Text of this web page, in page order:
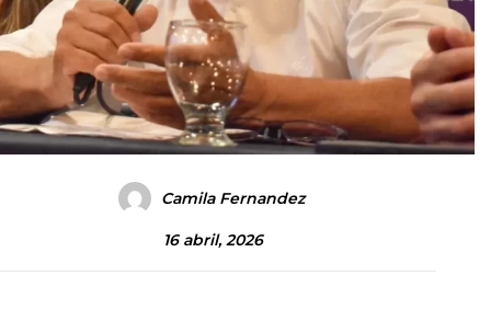
Camila Fernandez
16 abril, 2026